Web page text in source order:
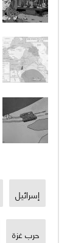
إسرائيل
حرب غزة